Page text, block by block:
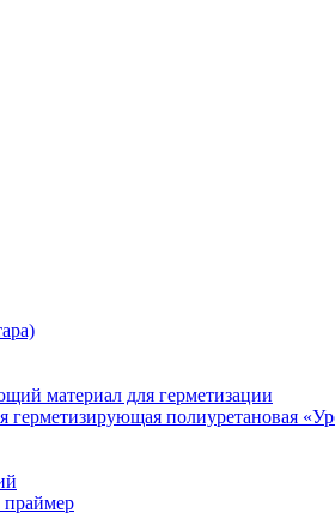
материал для герметизации
герметизирующая полиуретановая
праймер